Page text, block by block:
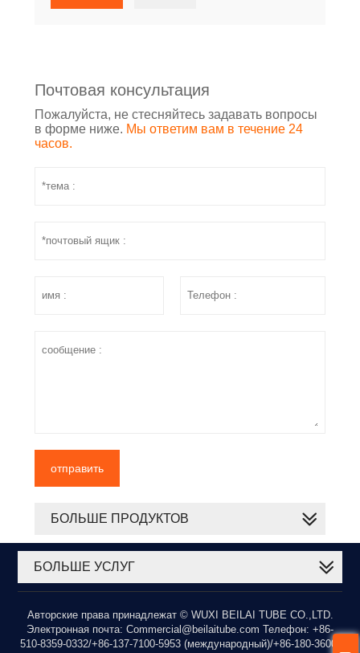
Почтовая консультация
Пожалуйста, не стесняйтесь задавать вопросы
в форме ниже. Мы ответим вам в течение 24
часов.
отправить
БОЛЬШЕ ПРОДУКТОВ
БОЛЬШЕ УСЛУГ
Авторские права принадлежат © WUXI BEILAI TUBE CO.,LTD.
Электронная почта: Commercial@beilaitube.com Телефон: +86-
510-8359-0332/+86-137-7100-5953 (международный)/+86-180-3600-